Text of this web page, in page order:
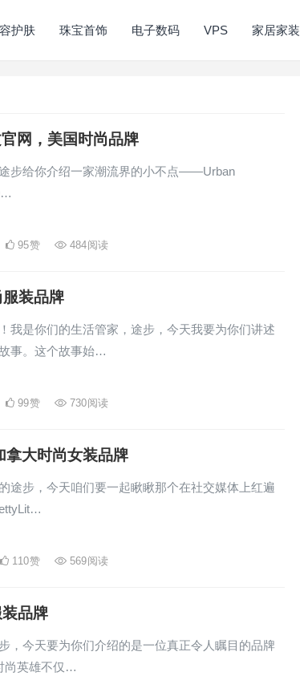
护肤 珠宝首饰 电子数码 VPS 家居家装
网，美国时尚品牌
步给你介绍一家潮流界的小不点——Urban
95赞 484阅读
装品牌
我是你们的生活管家，途步，今天我要为你们讲述
事。这个故事始…
99赞 730阅读
大时尚女装品牌
途步，今天咱们要一起瞅瞅那个在社交媒体上红遍
110赞 569阅读
品牌
，今天要为你们介绍的是一位真正令人瞩目的品牌
尚英雄不仅…